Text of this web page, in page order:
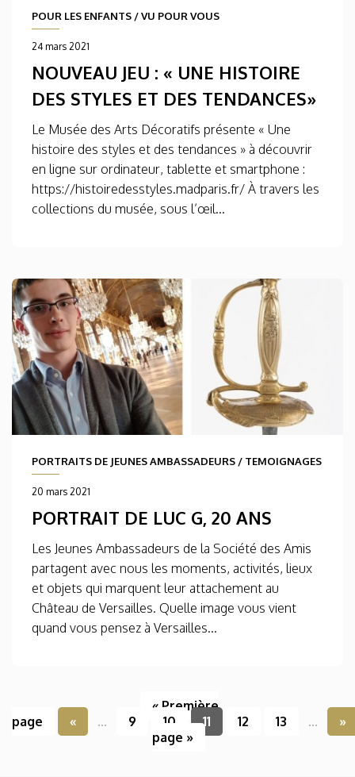
POUR LES ENFANTS /VU POUR VOUS
24 mars 2021
NOUVEAU JEU : « UNE HISTOIRE
DES STYLES ET DES TENDANCES»
Le Musée des Arts Décoratifs présente « Une
histoire des styles et des tendances » à découvrir
en ligne sur ordinateur, tablette et smartphone :
https://histoiredesstyles.madparis.fr/ À travers les
collections du musée, sous l’œil...
PORTRAITS DE JEUNES AMBASSADEURS / TEMOIGNAGES
20 mars 2021
PORTRAIT DE LUC G, 20 ANS
Les Jeunes Ambassadeurs de la Société des Amis
partagent avec nous les moments, activités, lieux
et objets qui marquent leur attachement au
Château de Versailles. Quelle image vous vient
quand vous pensez à Versailles...
« Première
page
« ... 9 10 11 12 13 ...
»
page »